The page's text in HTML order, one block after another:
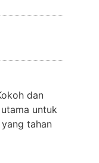
dan
untuk
tahan